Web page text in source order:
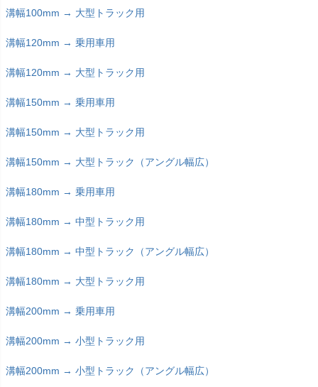
溝幅100mm → 大型トラック用
溝幅120mm → 乗用車用
溝幅120mm → 大型トラック用
溝幅150mm → 乗用車用
溝幅150mm → 大型トラック用
溝幅150mm → 大型トラック（アングル幅広）
溝幅180mm → 乗用車用
溝幅180mm → 中型トラック用
溝幅180mm → 中型トラック（アングル幅広）
溝幅180mm → 大型トラック用
溝幅200mm → 乗用車用
溝幅200mm → 小型トラック用
溝幅200mm → 小型トラック（アングル幅広）